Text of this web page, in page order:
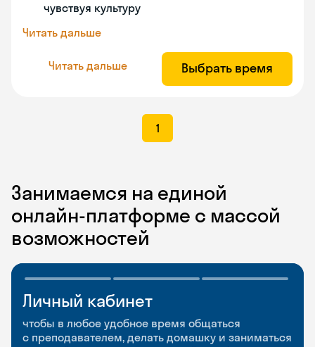
чувствуя культуру
Читать дальше
Читать дальше Выбрать время
1
Занимаемся на единой
онлайн-платформе с массой
возможностей
Личный кабинет
чтобы в любое удобное время общаться
с преподавателем, делать домашку и заниматься
Мобильное
приложение
чтобы заниматься и изучать новые слова где
Разговорные клубы
и Talks
Групповые занятия для разговорной практики